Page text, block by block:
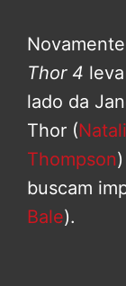
Thor 4
lado da
Thor (
Thompson
buscam
Bale).